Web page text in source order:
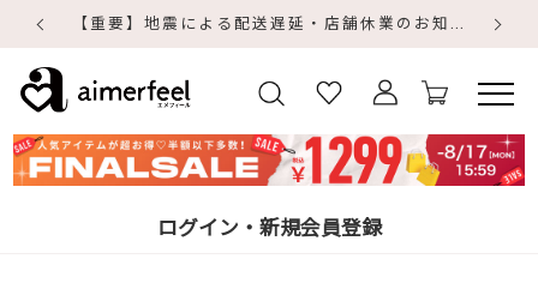
【重要】地震による配送遅延・店舗休業のお知らせ
ログイン・新規会員登録